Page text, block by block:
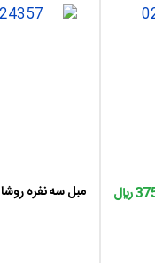
﷼ مبل سه نفره روشا